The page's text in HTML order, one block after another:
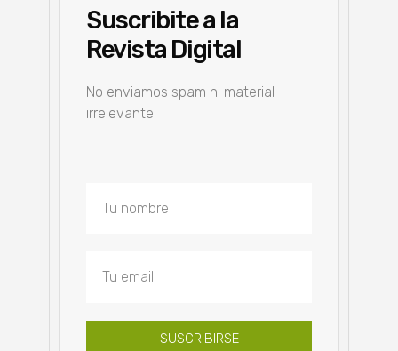
Suscribite a la
Revista Digital
No enviamos spam ni material
irrelevante.
SUSCRIBIRSE